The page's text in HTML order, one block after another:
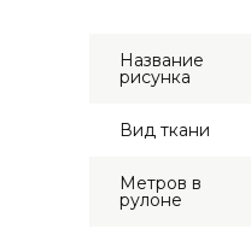
Название
рисунка
Вид ткани
Метров в
рулоне